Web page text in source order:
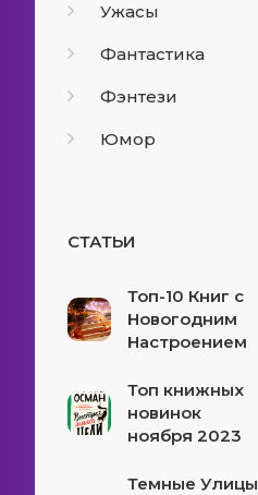
Ужасы
Фантастика
Фэнтези
Юмор
СТАТЬИ
Топ-10 Книг с
Новогодним
Настроением
Топ книжных
новинок
ноября 2023
Темные Улицы